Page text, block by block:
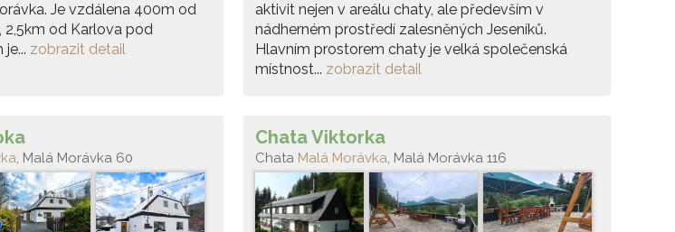
Je vzdálena 400m od
2,5km od Karlova pod
zobrazit detail
aktivit nejen v areálu chaty, ale především v
nádherném prostředí zalesněných Jeseníků.
Hlavním prostorem chaty je velká společenská
místnost... zobrazit detail
, Malá Morávka 60
Chata Viktorka
Chata Malá Morávka, Malá Morávka 116